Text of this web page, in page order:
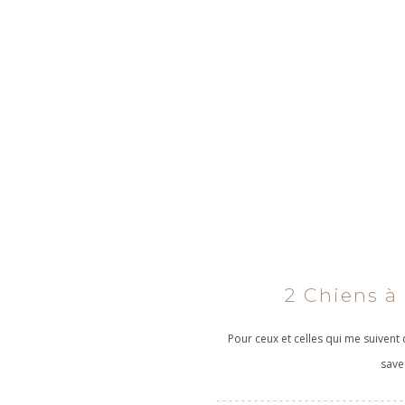
2 Chiens
Pour ceux et celles qui me